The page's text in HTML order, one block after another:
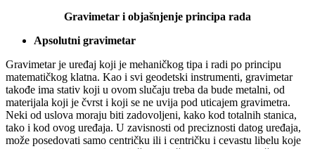
Gravimetar i objašnjenje principa rada
Apsolutni gravimetar
Gravimetar je uređaj koji je mehaničkog tipa i radi po principu
matematičkog klatna. Kao i svi geodetski instrumenti, gravimetar
takođe ima stativ koji u ovom slučaju treba da bude metalni, od
materijala koji je čvrst i koji se ne uvija pod uticajem gravimetra.
Neki od uslova moraju biti zadovoljeni, kako kod totalnih stanica,
tako i kod ovog uređaja. U zavisnosti od preciznosti datog uređaja,
može posedovati samo centričku ili i centričku i cevastu libelu koje